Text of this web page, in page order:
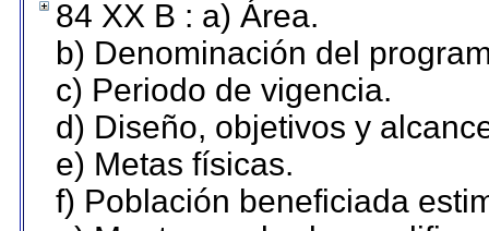
84 XX B : a) Área.
b) Denominación del
c) Periodo de vigencia.
d) Diseño, objetivos y
e) Metas físicas.
f) Población beneficiada